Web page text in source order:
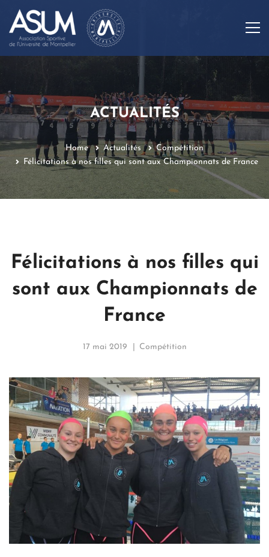
ACTUALITÉS
Home Actualités
Compétition
Félicitations à nos filles qui sont aux Championnats de France
Félicitations à nos filles qui
sont aux Championnats de
France
17 mai 2019 Compétition